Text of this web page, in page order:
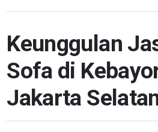
Keunggulan
Sofa di
Jakarta